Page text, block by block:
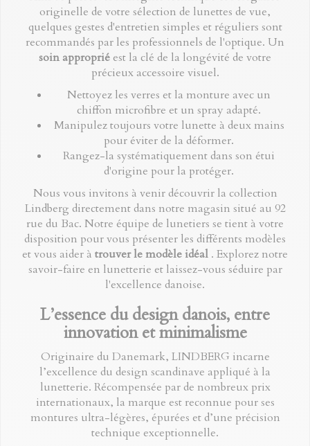
originelle de votre sélection de lunettes de vue,
quelques gestes d'entretien simples et réguliers sont
recommandés par les professionnels de l'optique. Un
soin approprié est la clé de la longévité de votre
précieux accessoire visuel.
Nettoyez les verres et la monture avec un
chiffon microfibre et un spray adapté.
Manipulez toujours votre lunette à deux mains
pour éviter de la déformer.
Rangez-la systématiquement dans son étui
d'origine pour la protéger.
Nous vous invitons à venir découvrir la collection
Lindberg directement dans notre magasin situé au 92
rue du Bac. Notre équipe de lunetiers se tient à votre
disposition pour vous présenter les différents modèles
et vous aider à trouver le modèle idéal . Explorez notre
savoir-faire en lunetterie et laissez-vous séduire par
l'excellence danoise.
L’essence du design danois, entre
innovation et minimalisme
Originaire du Danemark, LINDBERG incarne
l’excellence du design scandinave appliqué à la
lunetterie. Récompensée par de nombreux prix
internationaux, la marque est reconnue pour ses
montures ultra-légères, épurées et d’une précision
technique exceptionnelle.